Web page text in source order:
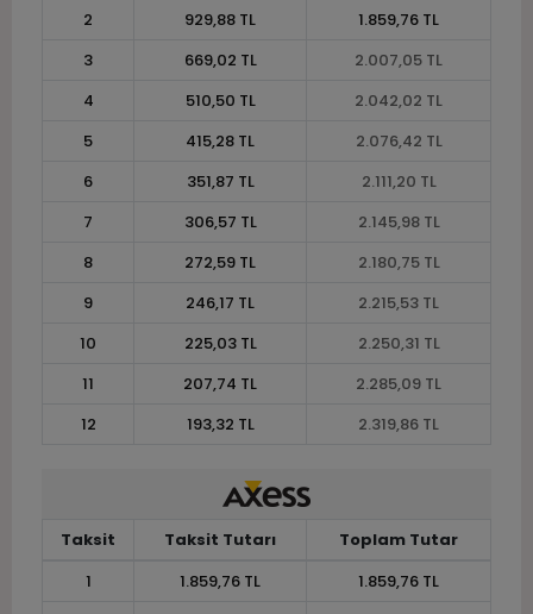
2 929,88 TL
1.859,76 TL
3
669,02 TL
2.007,05 TL
4
510,50 TL
2.042,02 TL
5
415,28 TL
2.076,42 TL
6
351,87 TL
2.111,20 TL
7
306,57 TL
2.145,98 TL
8
272,59 TL
2.180,75 TL
9
246,17 TL
2.215,53 TL
10
225,03 TL
2.250,31 TL
11
207,74 TL
2.285,09 TL
12
193,32 TL 2.319,86 TL
Taksit Taksit Tutarı
Toplam Tutar
1
1.859,76 TL
1.859,76 TL